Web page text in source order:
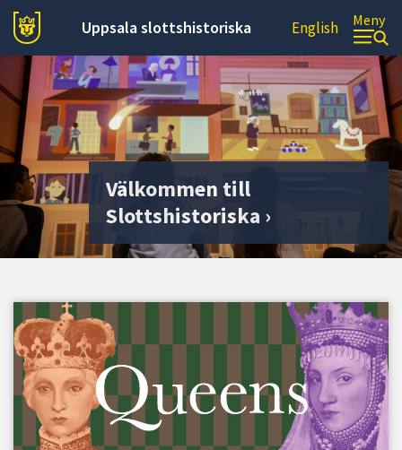
Uppsala slottshistoriska English Meny
Välkommen till
Slottshistoriska